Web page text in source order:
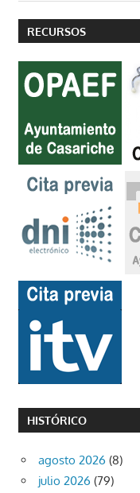
RECURSOS
HISTÓRICO
agosto 2026 (8)
julio 2026 (79)